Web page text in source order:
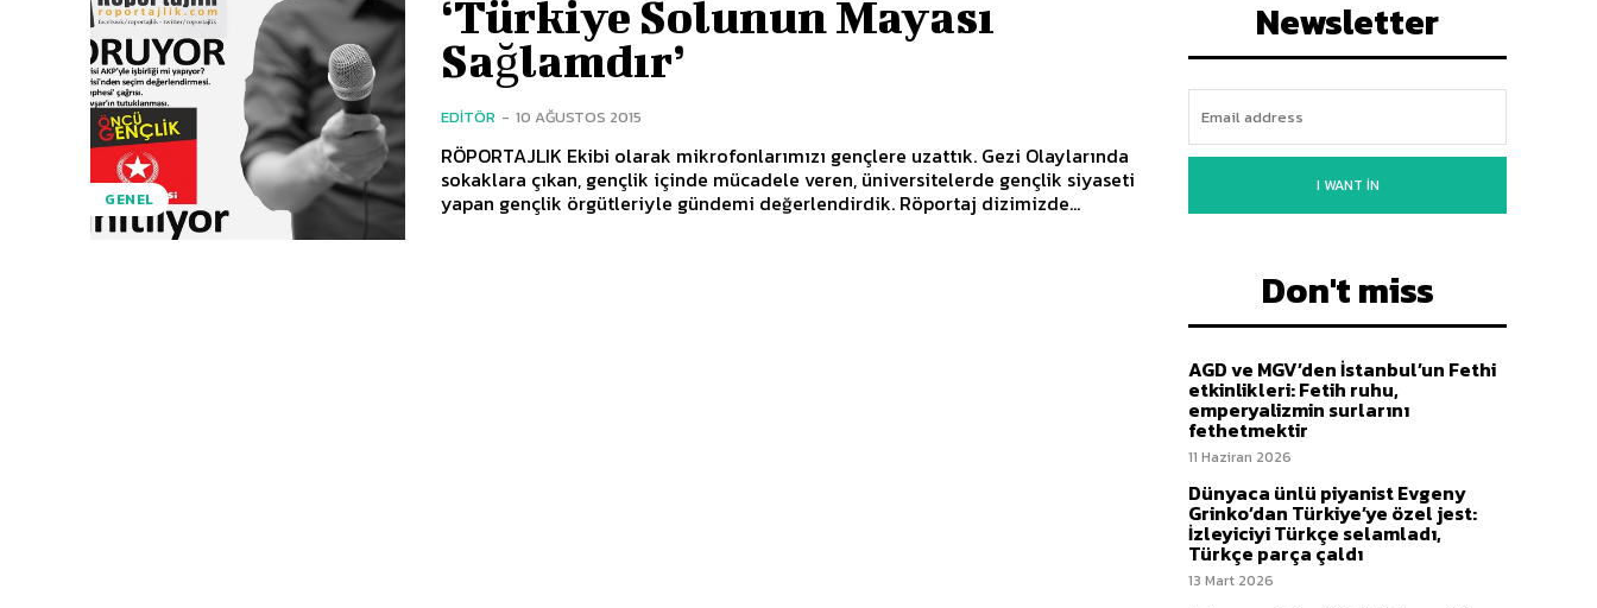
GENEL
‘Türkiye Solunun Mayası
Sağlamdır’
EDITÖR - 10 AĞUSTOS 2015
RÖPORTAJLIK Ekibi olarak mikrofonlarımızı gençlere uzattık. Gezi Olaylarında
sokaklara çıkan, gençlik içinde mücadele veren, üniversitelerde gençlik siyaseti
yapan gençlik örgütleriyle gündemi değerlendirdik. Röportaj dizimizde...
Newsletter
I WANT IN
Don't miss
AGD ve MGV’den İstanbul’un Fethi
etkinlikleri: Fetih ruhu,
emperyalizmin surlarını
fethetmektir
11 Haziran 2026
Dünyaca ünlü piyanist Evgeny
Grinko’dan Türkiye’ye özel jest:
İzleyiciyi Türkçe selamladı,
Türkçe parça çaldı
13 Mart 2026